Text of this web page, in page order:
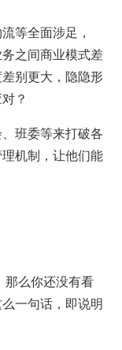
等全面涉足，
之间商业模式差
别更大，隐隐形
？
班委等来打破各
机制，让他们能
那么你还没有看
一句话，即说明